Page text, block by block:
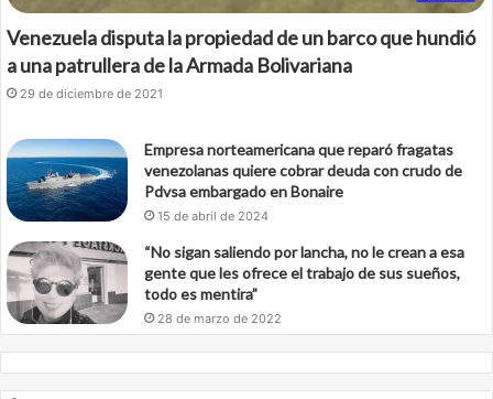
Venezuela disputa la propiedad de un barco que hundió
a una patrullera de la Armada Bolivariana
29 de diciembre de 2021
Empresa norteamericana que reparó fragatas
venezolanas quiere cobrar deuda con crudo de
Pdvsa embargado en Bonaire
15 de abril de 2024
“No sigan saliendo por lancha, no le crean a esa
gente que les ofrece el trabajo de sus sueños,
todo es mentira”
28 de marzo de 2022